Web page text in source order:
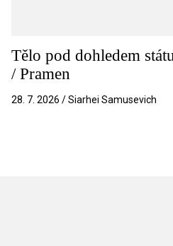
Tělo pod dohledem státu
/ Pramen
28. 7. 2026 / Siarhei Samusevich